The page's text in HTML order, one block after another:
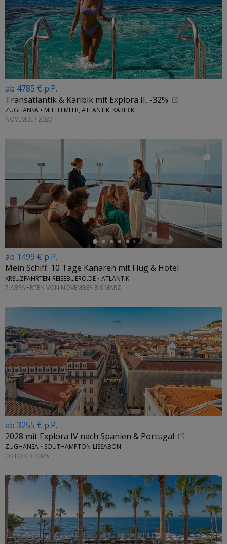
ab 4785 € p.P.
Transatlantik & Karibik mit Explora II, -32%
ZUGHANSA • MITTELMEER, ATLANTIK, KARIBIK
NOVEMBER 2027
←
ab 1499 € p.P.
Mein Schiff: 10 Tage Kanaren mit Flug & Hotel
KREUZFAHRTEN-REISEBUERO.DE • ATLANTIK
7 ABFAHRTEN VON NOVEMBER BIS MÄRZ
ab 3255 € p.P.
2028 mit Explora IV nach Spanien & Portugal
ZUGHANSA • SOUTHAMPTON-LISSABON
OKTOBER 2028
←